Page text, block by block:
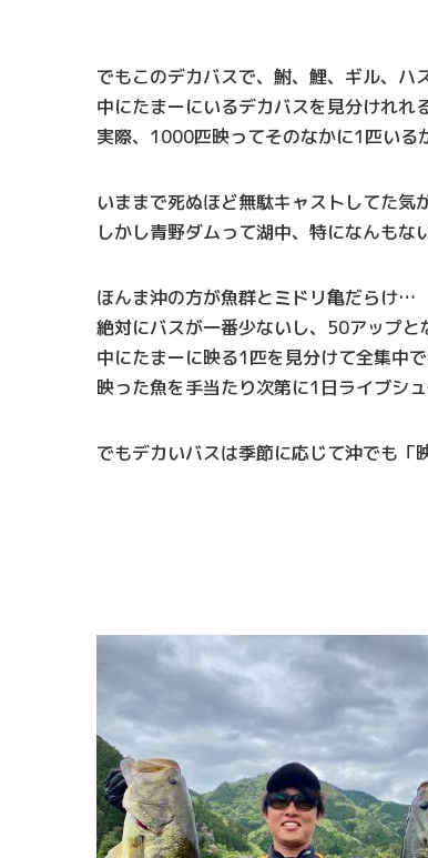
でもこのデカバスで、鮒、鯉、ギル、ハ
中にたまーにいるデカバスを見分けれれ
実際、1000匹映ってそのなかに1匹いる
いままで死ぬほど無駄キャストしてた気
しかし青野ダムって湖中、特になんもな
ほんま沖の方が魚群とミドリ亀だらけ…
絶対にバスが一番少ないし、50アップ
中にたまーに映る1匹を見分けて全集中
映った魚を手当たり次第に1日ライブシ
でもデカいバスは季節に応じて沖でも「